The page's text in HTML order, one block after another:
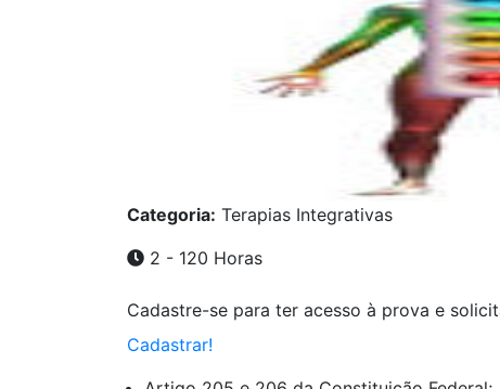
Categoria: Terapias Integrativas
2 - 120 Horas
Cadastre-se para ter acesso à prova e
Cadastrar!